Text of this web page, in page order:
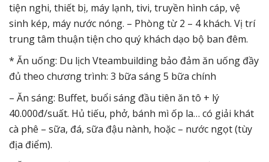
tiện nghi, thiết bị, máy lạnh, tivi, truyền hình cáp, vệ
sinh kép, máy nước nóng. – Phòng từ 2 – 4 khách. Vị trí
trung tâm thuận tiện cho quý khách dạo bộ ban đêm.
* Ăn uống: Du lịch Vteambuilding bảo đảm ăn uống đầy
đủ theo chương trình: 3 bữa sáng 5 bữa chính
– Ăn sáng: Buffet, buổi sáng đầu tiên ăn tô + lý
40.000đ/suất. Hủ tiếu, phở, bánh mì ốp la… có giải khát
cà phê – sữa, đá, sữa đậu nành, hoặc – nước ngọt (tùy
địa điểm).